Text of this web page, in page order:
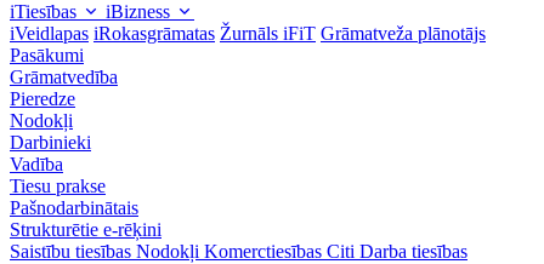
iTiesības
iBizness
iVeidlapas iRokasgrāmatas Žurnāls iFiT Grāmatveža plānotājs
Pasākumi
Grāmatvedība
Pieredze
Nodokļi
Darbinieki
Vadība
Tiesu prakse
Pašnodarbinātais
Strukturētie e-rēķini
Saistību tiesības Nodokļi Komerctiesības Citi Darba tiesības